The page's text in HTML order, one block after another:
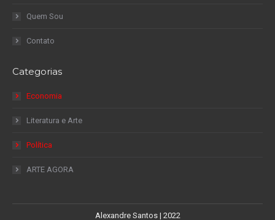
Quem Sou
Contato
Categorias
Economia
Literatura e Arte
Política
ARTE AGORA
Alexandre Santos | 2022